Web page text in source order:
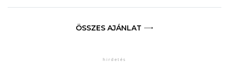
ÖSSZES AJÁNLAT